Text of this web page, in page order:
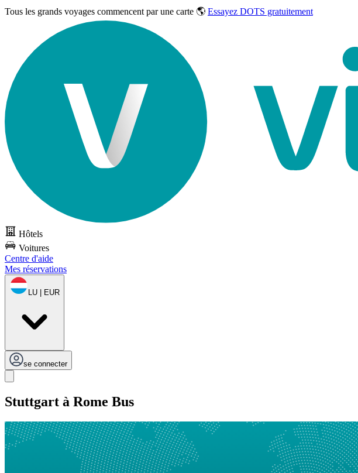
Tous les grands voyages commencent par une carte 🌎 Essayez DOTS gratuitement
Hôtels
Voitures
Centre d'aide
Mes réservations
LU | EUR
se connecter
Stuttgart à Rome Bus